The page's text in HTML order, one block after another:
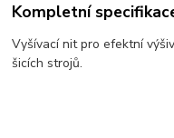
Kompletní
Vyšívací nit pro efektní
šicích strojů.